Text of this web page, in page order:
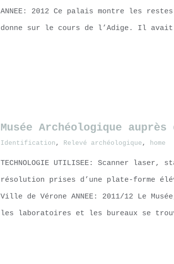
ANNEE: 2012 Ce palais montre les
donne sur le cours de l’Adige. Il
Musée Archéologique
Identification , Relevé archéologique , home
TECHNOLOGIE UTILISEE: Scanner
résolution prises d’une plate-forme
Ville de Vérone ANNEE: 2011/12 Le
les laboratoires et les bureaux se